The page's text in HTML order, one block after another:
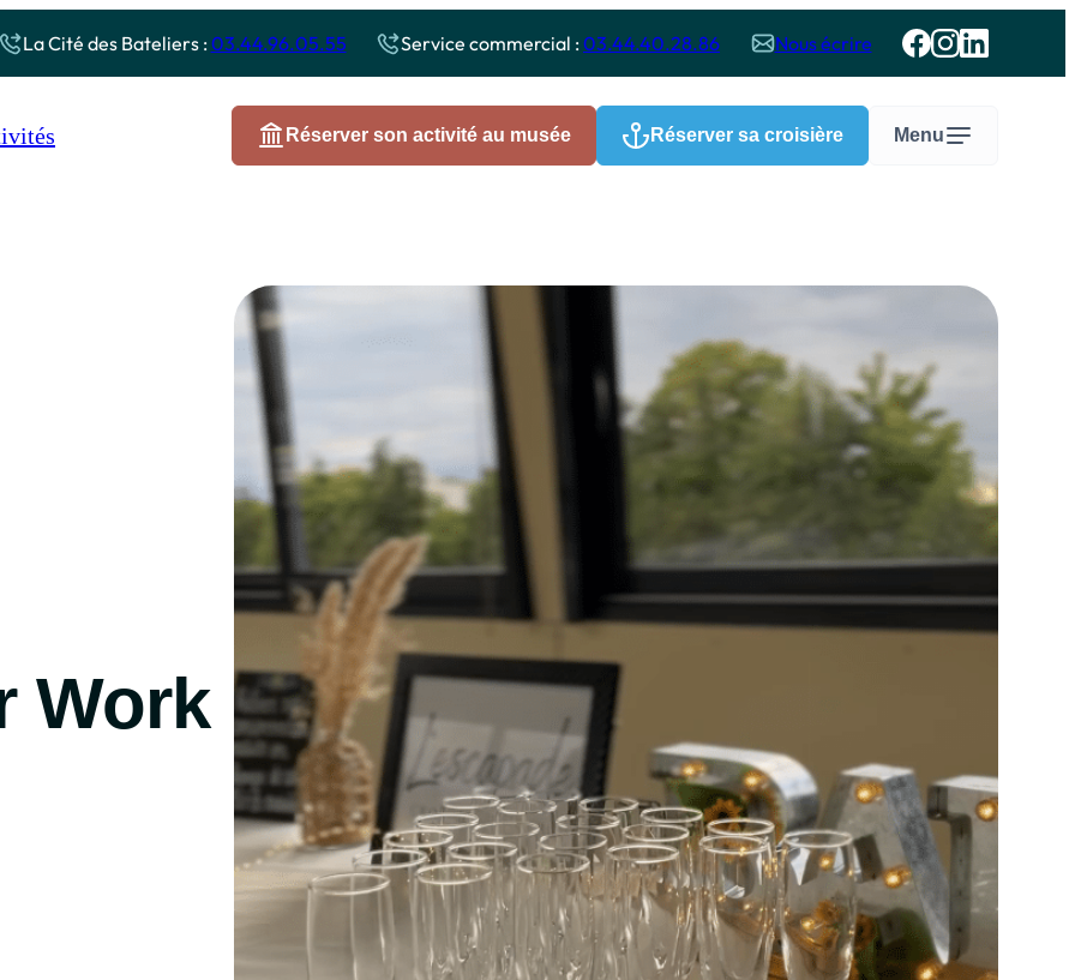
La Cité des Bateliers :03.44.96.05.55 Service commercial :03.44.40.28.86 Nous écrire
Réserver son activité au musée Réserver sa croisière Menu
Le long du Canal
Les sites historiques et naturels
Croisières et visites pédagogiques
Work